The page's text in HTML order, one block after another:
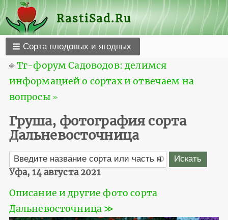
RastiSad.Ru
Сорта плодовых и ягодных
⎆Тг-форум Садоводов: делимся
информацией о сортах и отвечаем на
вопросы ≫
Груша, фотография сорта
Дальневосточница
Уфа, 14 августа 2021
Описание и другие фото сорта
Дальневосточница ≫